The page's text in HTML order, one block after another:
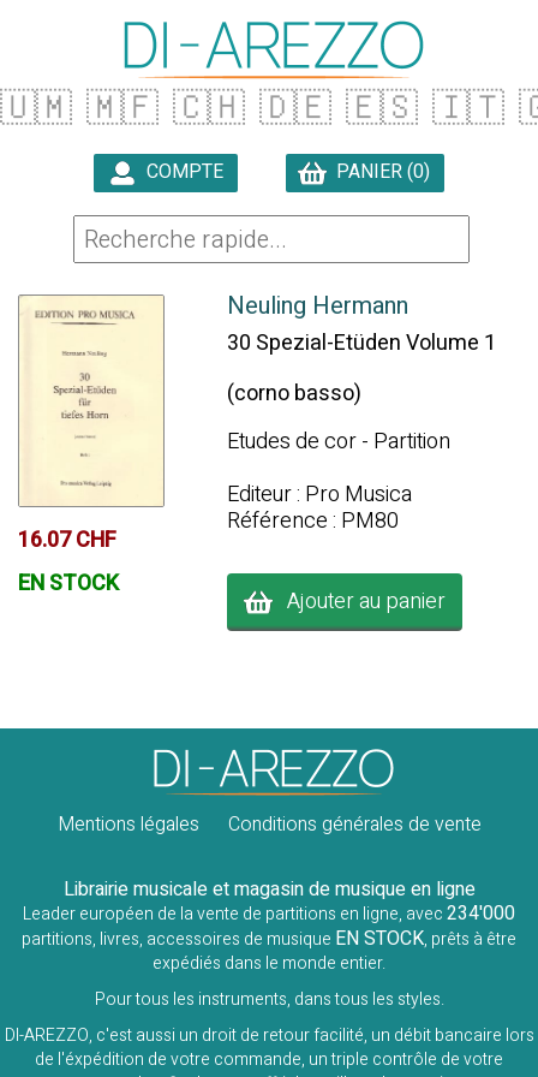
🇺🇲 🇲🇫 🇨🇭 🇩🇪 🇪🇸 🇮🇹
COMPTE PANIER (0)
16.07 CHF
EN STOCK
Neuling Hermann
30 Spezial-Etüden Volume 1
(corno basso)
Etudes de cor - Partition
Editeur : Pro Musica
Référence : PM80
Ajouter au panier
Mentions légales Conditions générales de vente
Librairie musicale et magasin de musique en ligne
Leader européen de la vente de partitions en ligne, avec234'000
partitions, livres, accessoires de musique EN STOCK, prêts à être
expédiés dans le monde entier.
Pour tous les instruments, dans tous les styles.
DI-AREZZO, c'est aussi un droit de retour facilité, un débit bancaire lors
de l'éxpédition de votre commande, un triple contrôle de votre